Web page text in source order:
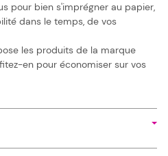
pour bien s'imprégner au papier,
dans le temps, de vos
les produits de la marque
en pour économiser sur vos